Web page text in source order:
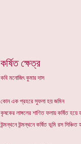
কর্ষিত ক্ষেত্র
কবি মনোজিৎ কুমার দাস
কোন এক প্রহরে সুফলা হয় জমিন
কৃষকের লাঙ্গলের শাণিত ফলায় কর্ষিত হয়ে
উন্মন্থনে উন্মন্থনে কর্ষিত ভূমি রস সিঞ্চিত